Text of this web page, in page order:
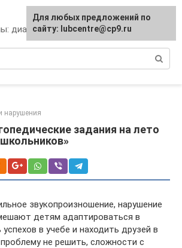
диагностика и терапия
нарушения
задания на лето
звукопроизношение, нарушение
детям адаптироваться в
в учебе и находить друзей в
не решить, сложности с
Для любых предложений по
сайту: lubcentre@cp9.ru